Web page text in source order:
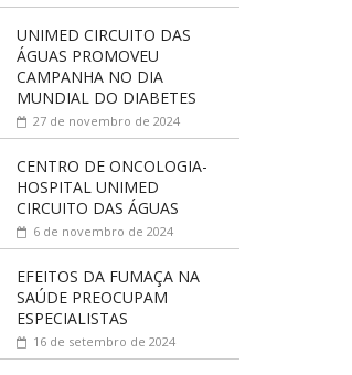
UNIMED CIRCUITO DAS
ÁGUAS PROMOVEU
CAMPANHA NO DIA
MUNDIAL DO DIABETES
27 de novembro de 2024
CENTRO DE ONCOLOGIA-
HOSPITAL UNIMED
CIRCUITO DAS ÁGUAS
6 de novembro de 2024
EFEITOS DA FUMAÇA NA
SAÚDE PREOCUPAM
ESPECIALISTAS
16 de setembro de 2024